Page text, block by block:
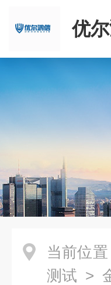
优
限
当前位置
测试 >